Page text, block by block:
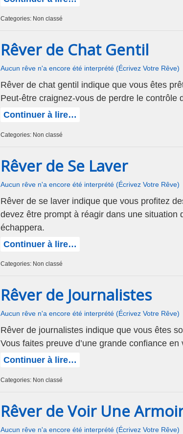
Categories: Non classé
Rêver de Chat Gentil
Aucun rêve n'a encore été interprété (Écrivez Votre Rêve)
Rêver de chat gentil indique que vous êtes
Peut-être craignez-vous de perdre le contrôle
Continuer à lire…
Categories: Non classé
Rêver de Se Laver
Aucun rêve n'a encore été interprété (Écrivez Votre Rêve)
Rêver de se laver indique que vous profitez
devez être prompt à réagir dans une situation
échappera.
Continuer à lire…
Categories: Non classé
Rêver de Journalistes
Aucun rêve n'a encore été interprété (Écrivez Votre Rêve)
Rêver de journalistes indique que vous êtes
Vous faites preuve d’une grande confiance en
Continuer à lire…
Categories: Non classé
Rêver de Voir Une
Aucun rêve n'a encore été interprété (Écrivez Votre Rêve)